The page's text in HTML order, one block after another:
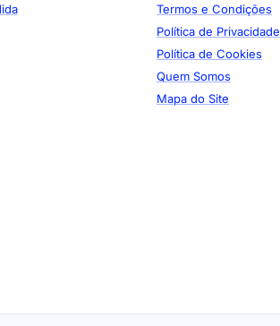
Termos e Condições
Política de Privacidade
Política de Cookies
Quem Somos
Mapa do Site